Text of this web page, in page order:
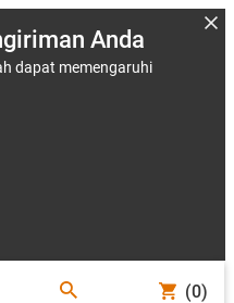
Anda
dapat memengaruhi
(0)